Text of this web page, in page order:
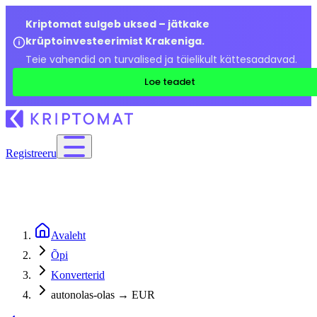
Kriptomat sulgeb uksed – jätkake
krüptoinvesteerimist Krakeniga.
Teie vahendid on turvalised ja täielikult kättesaadavad.
Loe teadet
Registreeru
Avaleht
Õpi
Konverterid
autonolas-olas → EUR